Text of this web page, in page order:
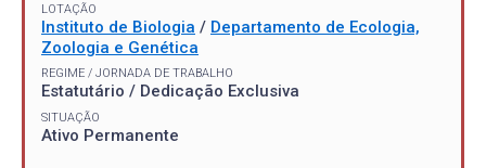
LOTAÇÃO
Instituto de Biologia / Departamento de Ecologia,
Zoologia e Genética
REGIME / JORNADA DE TRABALHO
Estatutário / Dedicação Exclusiva
SITUAÇÃO
Ativo Permanente